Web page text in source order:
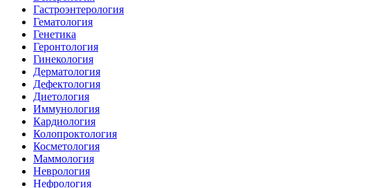
Гастроэнтерология
Гематология
Генетика
Геронтология
Гинекология
Дерматология
Дефектология
Диетология
Иммунология
Кардиология
Колопроктология
Косметология
Маммология
Неврология
Нефрология